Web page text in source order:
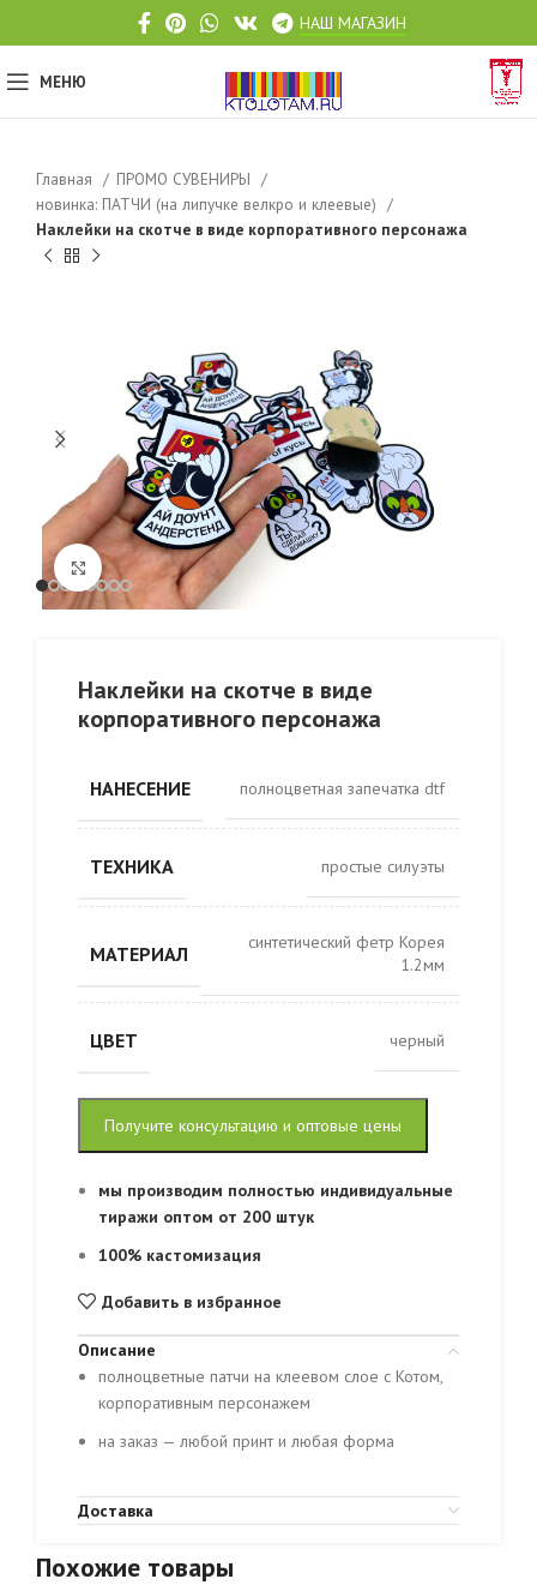
НАШ МАГАЗИН
МЕНЮ
Главная
ПРОМО СУВЕНИРЫ
новинка: ПАТЧИ (на липучке велкро и клеевые)
Наклейки на скотче в виде корпоративного персонажа
Click to enlarge
Наклейки на скотче в виде
корпоративного персонажа
НАНЕСЕНИЕ полноцветная запечатка dtf
ТЕХНИКА простые силуэты
МАТЕРИАЛ
синтетический фетр Корея
1.2мм
ЦВЕТ черный
Получите консультацию и оптовые цены
мы производим полностью индивидуальные
тиражи оптом от 200 штук
100% кастомизация
Добавить в избранное
Описание
полноцветные патчи на клеевом слое с Котом,
корпоративным персонажем
на заказ — любой принт и любая форма
Доставка
Похожие товары